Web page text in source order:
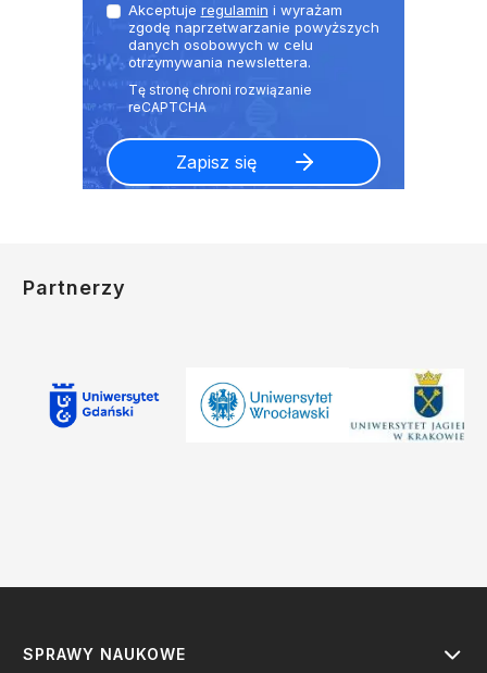
Akceptuje regulamin i wyrażam
zgodę naprzetwarzanie powyższych
danych osobowych w celu
otrzymywania newslettera.
Partnerzy
SPRAWY NAUKOWE